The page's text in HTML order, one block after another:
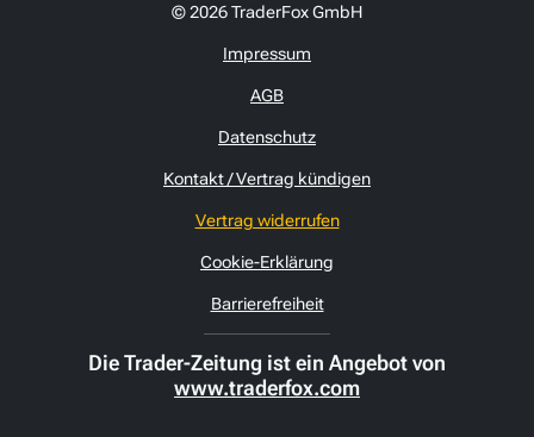
© 2026 TraderFox GmbH
Impressum
AGB
Datenschutz
Kontakt / Vertrag kündigen
Vertrag widerrufen
Cookie-Erklärung
Barrierefreiheit
Die Trader-Zeitung ist ein Angebot von
www.traderfox.com